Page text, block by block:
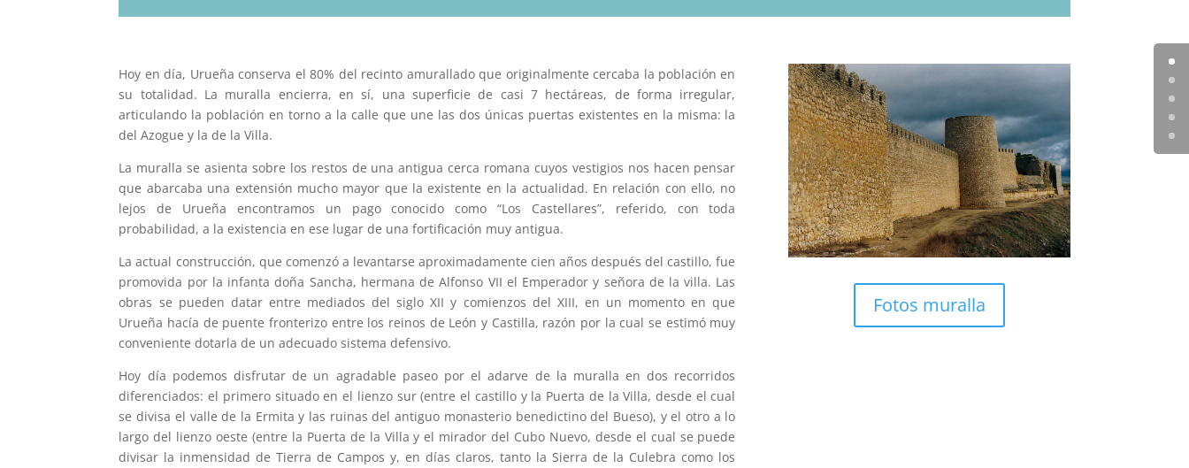
Hoy en día, Urueña conserva el 80% del recinto amurallado que originalmente cercaba la población en
su totalidad. La muralla encierra, en sí, una superficie de casi 7 hectáreas, de forma irregular,
articulando la población en torno a la calle que une las dos únicas puertas existentes en la misma: la
del Azogue y la de la Villa.
La muralla se asienta sobre los restos de una antigua cerca romana cuyos vestigios nos hacen pensar
que abarcaba una extensión mucho mayor que la existente en la actualidad. En relación con ello, no
lejos de Urueña encontramos un pago conocido como “Los Castellares”, referido, con toda
probabilidad, a la existencia en ese lugar de una fortificación muy antigua.
La actual construcción, que comenzó a levantarse aproximadamente cien años después del castillo, fue
promovida por la infanta doña Sancha, hermana de Alfonso VII el Emperador y señora de la villa. Las
obras se pueden datar entre mediados del siglo XII y comienzos del XIII, en un momento en que
Urueña hacía de puente fronterizo entre los reinos de León y Castilla, razón por la cual se estimó muy
conveniente dotarla de un adecuado sistema defensivo.
Hoy día podemos disfrutar de un agradable paseo por el adarve de la muralla en dos recorridos
diferenciados: el primero situado en el lienzo sur (entre el castillo y la Puerta de la Villa, desde el cual
se divisa el valle de la Ermita y las ruinas del antiguo monasterio benedictino del Bueso), y el otro a lo
largo del lienzo oeste (entre la Puerta de la Villa y el mirador del Cubo Nuevo, desde el cual se puede
divisar la inmensidad de Tierra de Campos y, en días claros, tanto la Sierra de la Culebra como los
Fotos muralla